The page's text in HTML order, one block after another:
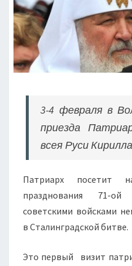
3-4 февраля в
приезда
всея Руси
Патриарх посетит
празднования 71-
советскими войсками
в Сталинградской битве.
Это первый визит